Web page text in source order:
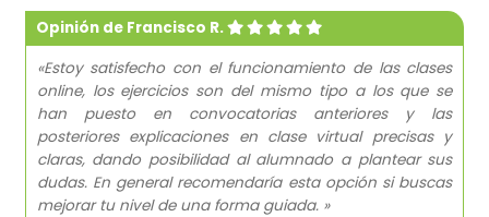
Opinión de Francisco R.
«Estoy satisfecho con el funcionamiento de las clases
online, los ejercicios son del mismo tipo a los que se
han puesto en convocatorias anteriores y las
posteriores explicaciones en clase virtual precisas y
claras, dando posibilidad al alumnado a plantear sus
dudas. En general recomendaría esta opción si buscas
mejorar tu nivel de una forma guiada. »